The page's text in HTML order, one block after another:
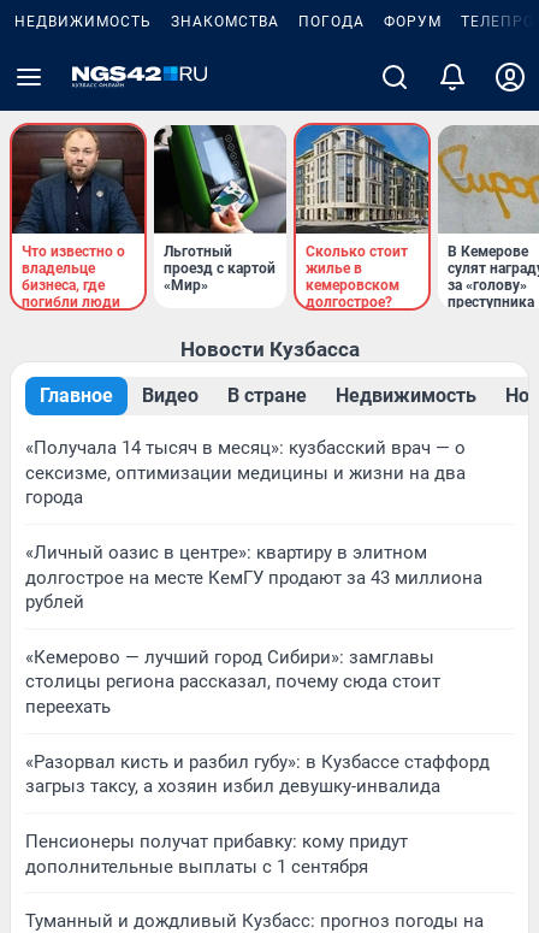
НЕДВИЖИМОСТЬ ЗНАКОМСТВА ПОГОДА ФОРУМ
Что известно о
владельце
бизнеса, где
погибли люди
Льготный
проезд с картой
«Мир»
Сколько стоит
жилье в
кемеровском
долгострое?
В Кемерове
сулят
за «голову»
преступника
Новости Кузбасса
Главное Видео В стране Недвижимость
«Получала 14 тысяч в месяц»: кузбасский врач — о
сексизме, оптимизации медицины и жизни на два
города
«Личный оазис в центре»: квартиру в элитном
долгострое на месте КемГУ продают за 43 миллиона
рублей
«Кемерово — лучший город Сибири»: замглавы
столицы региона рассказал, почему сюда стоит
переехать
«Разорвал кисть и разбил губу»: в Кузбассе стаффорд
загрыз таксу, а хозяин избил девушку-инвалида
Пенсионеры получат прибавку: кому придут
дополнительные выплаты с 1 сентября
Туманный и дождливый Кузбасс: прогноз погоды на